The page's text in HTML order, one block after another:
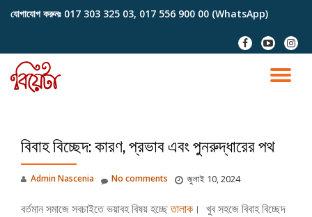
content
যোগাযোগ করুনঃ 017 303 325 03, 017 556 900 00 (WhatsApp)
fa-
facebook
fa-
youtube-
play
fa-
বিবাহ বিচ্ছেদ: কারণ, প্রভাব এবং পুনরুদ্ধারের পথ
Admin Nascenia জুলাই 10, 2024
No comments
বর্তমান সমাজে সবচাইতে ভয়াবহ বিষয় হচ্ছেতালাক । খুব সহজে বিবাহ বিচ্ছেদ